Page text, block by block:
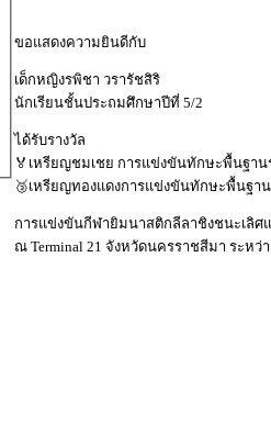
ขอแสดงความยินดีกับ
เด็กหญิงรพิชา วรารัชสิริ
นักเรียนชั้นประถมศึกษาปีที่ 5/2
ได้รับรางวัล
🏅เหรียญชมเชย การแข่งขันทักษะพื้นฐาน
🥉เหรียญทองแดงการแข่งขันทักษะพื้นฐา
การแข่งขันกีฬายิมนาสติกลีลาชิงชนะเลิศ
ณ Terminal 21 จังหวัดนครราชสีมา ระหว่